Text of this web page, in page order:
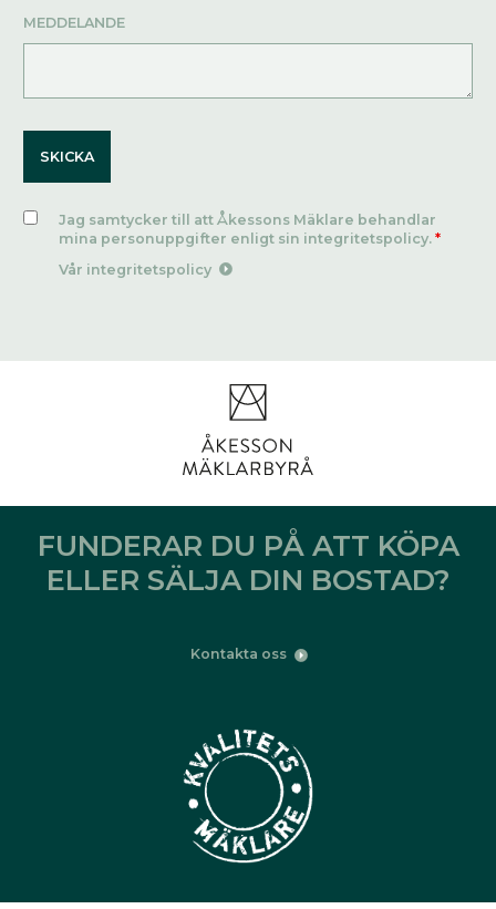
MEDDELANDE
Jag samtycker till att Åkessons Mäklare behandlar
mina personuppgifter enligt sin integritetspolicy.*
Vår integritetspolicy
FUNDERAR DU PÅ ATT KÖPA
ELLER SÄLJA DIN BOSTAD?
Kontakta oss